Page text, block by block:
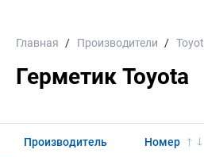
Главная Производители
Герметик Toyota
Производитель Номер